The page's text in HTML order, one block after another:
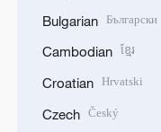
Bulgarian Български
Cambodian ខ្មែរ
Croatian Hrvatski
Czech Český